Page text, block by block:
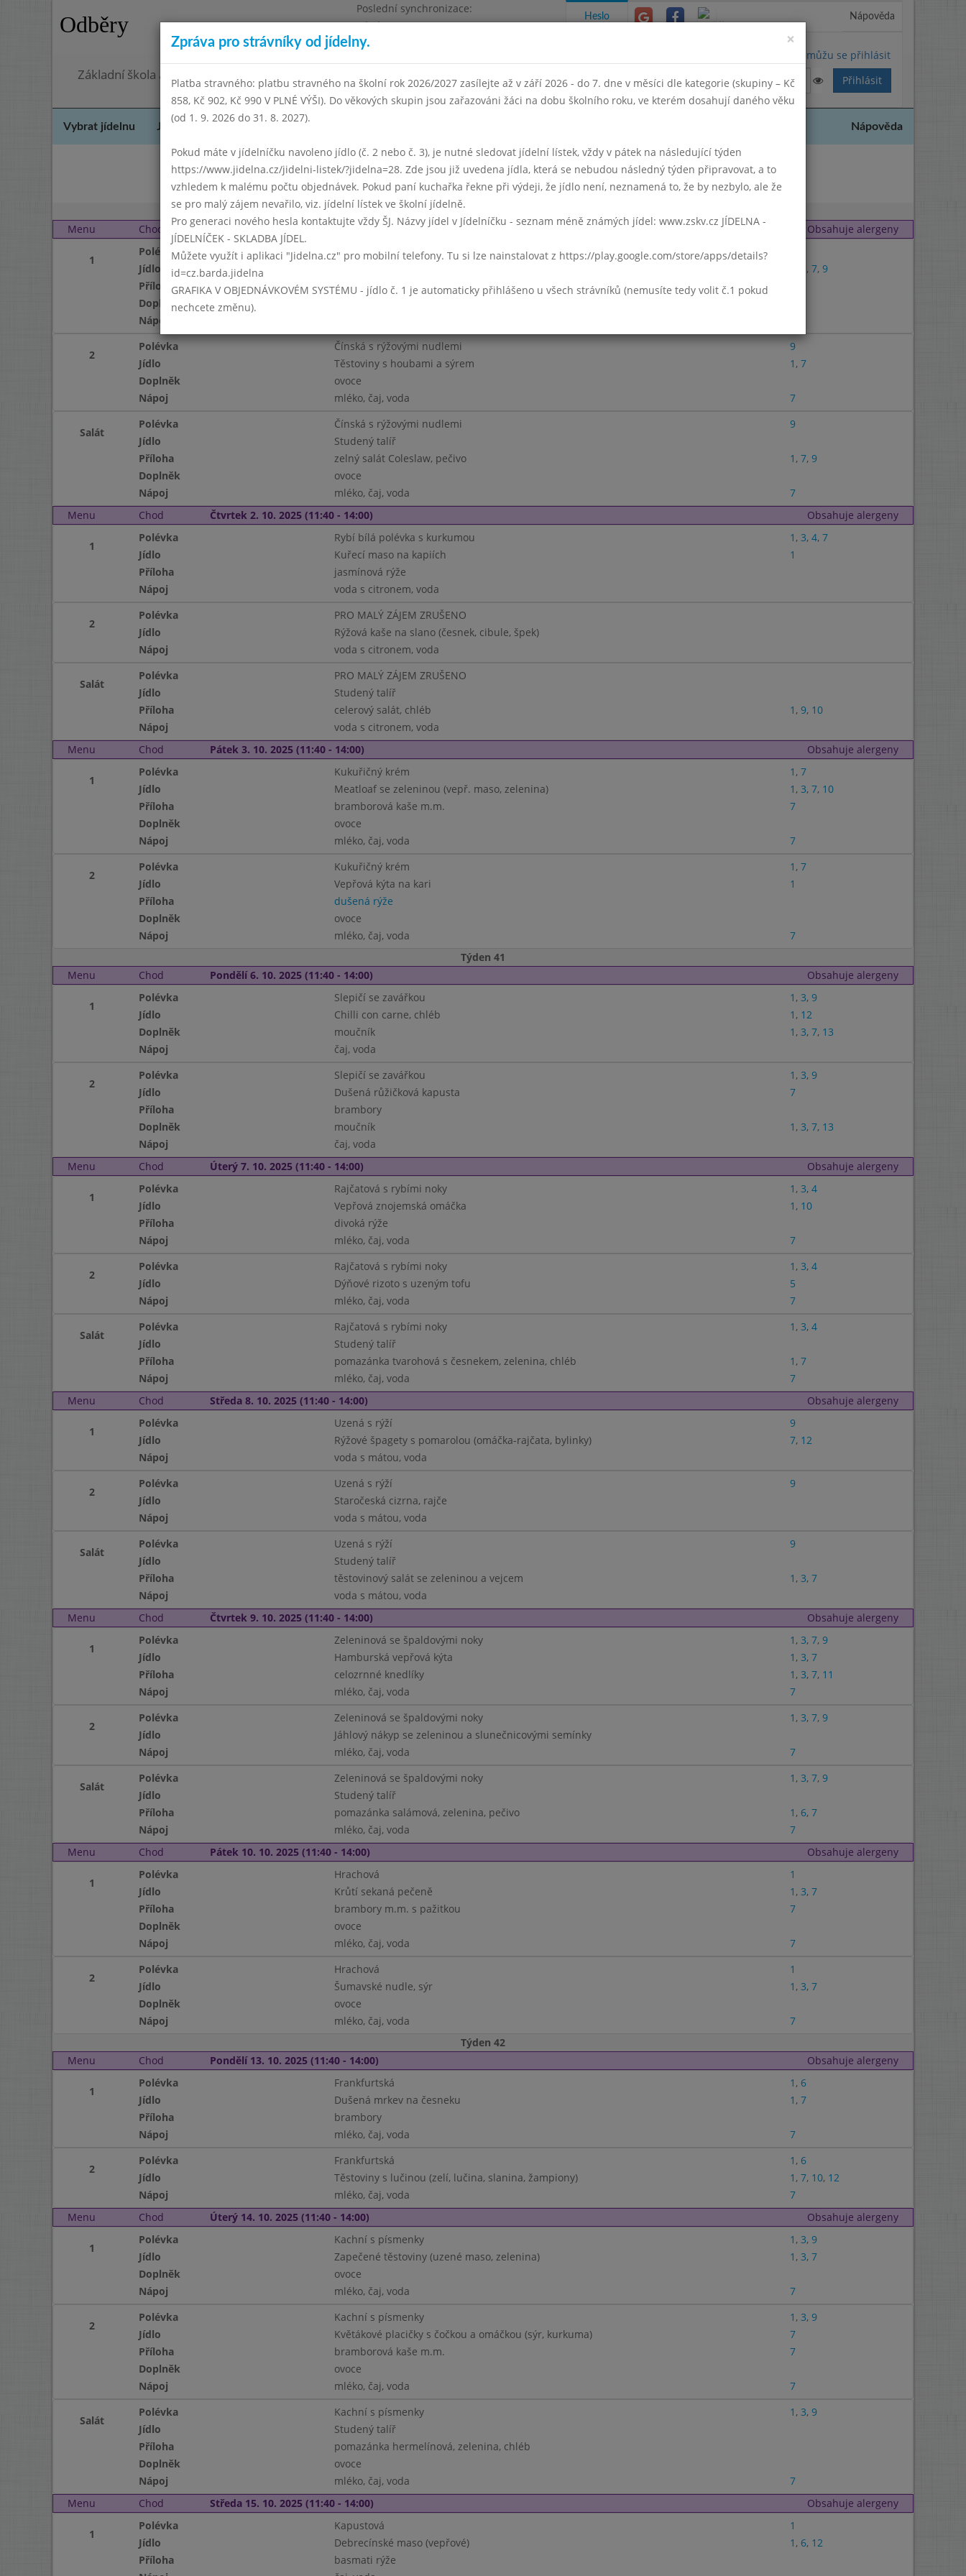
Odběry
Poslední synchronizace:
Pátek 3.7.2026 12:21
Omezení objednávek
Základní škola a mateřská škola Chodov, Praha 4, Květnového vítězství 57
Heslo Nápověda
Nemůžu se přihlásit
Vybrat jídelnu Jídelní lístek Kontakty a informace Nápověda
Srpen 2025 Září 2025 Říjen 2025 Listopad 2025 Prosinec 2025
Týden 40
Menu
Chod Středa 1. 10. 2025 (11:40 - 14:00) Obsahuje alergeny
1
Polévka Čínská s rýžovými nudlemi
Jídlo
, 7, 9
Příloha
bulgur
Doplněk
Nápoj
2
Polévka Čínská s rýžovými nudlemi
9
Jídlo
Těstoviny s houbami a sýrem 1 , 7
Doplněk
ovoce
Nápoj
mléko, čaj, voda 7
Salát
Polévka Čínská s rýžovými nudlemi
9
Jídlo
Studený talíř
Příloha
zelný salát Coleslaw, pečivo 1 , 7, 9
Doplněk
ovoce
Nápoj
mléko, čaj, voda
7
Menu
Chod Čtvrtek 2. 10. 2025 (11:40 - 14:00) Obsahuje alergeny
1
Polévka Rybí bílá polévka s kurkumou 1 , 3, 4, 7
Jídlo
Kuřecí maso na kapiích
1
Příloha
jasmínová rýže
Nápoj
voda s citronem, voda
2
Polévka
PRO MALÝ ZÁJEM ZRUŠENO
Jídlo
Rýžová kaše na slano (česnek, cibule, špek)
Nápoj
voda s citronem, voda
Salát
Polévka
PRO MALÝ ZÁJEM ZRUŠENO
Jídlo
Studený talíř
Příloha
celerový salát, chléb 1 , 9, 10
Nápoj
voda s citronem, voda
Menu
Chod Pátek 3. 10. 2025 (11:40 - 14:00) Obsahuje alergeny
1
Polévka Kukuřičný krém 1 , 7
Jídlo
Meatloaf se zeleninou (vepř. maso, zelenina) 1 , 3, 7, 10
Příloha
bramborová kaše m.m.
7
Doplněk
ovoce
Nápoj
mléko, čaj, voda 7
2
Polévka Kukuřičný krém 1 , 7
Jídlo
Vepřová kýta na kari
1
Příloha
dušená rýže
Doplněk
ovoce
Nápoj
mléko, čaj, voda
7
Týden 41
Menu
Chod Pondělí 6. 10. 2025 (11:40 - 14:00) Obsahuje alergeny
1
Polévka Slepičí se zavářkou 1 , 3, 9
Jídlo
Chilli con carne, chléb 1 , 12
Doplněk
moučník 1 , 3, 7, 13
Nápoj
čaj, voda
2
Polévka Slepičí se zavářkou 1 , 3, 9
Jídlo
Dušená růžičková kapusta
7
Příloha
brambory
Doplněk
moučník 1 , 3, 7, 13
Nápoj
čaj, voda
Menu
Chod Úterý 7. 10. 2025 (11:40 - 14:00) Obsahuje alergeny
1
Polévka Rajčatová s rybími noky 1 , 3, 4
Jídlo
Vepřová znojemská omáčka 1 , 10
Příloha
divoká rýže
Nápoj
mléko, čaj, voda 7
2
Polévka Rajčatová s rybími noky 1 , 3, 4
Jídlo
Dýňové rizoto s uzeným tofu
5
Nápoj
mléko, čaj, voda 7
Salát
Polévka Rajčatová s rybími noky 1 , 3, 4
Jídlo
Studený talíř
Příloha
pomazánka tvarohová s česnekem, zelenina, chléb 1 , 7
Nápoj
mléko, čaj, voda
7
Menu
Chod Středa 8. 10. 2025 (11:40 - 14:00) Obsahuje alergeny
1
Polévka Uzená s rýží
9
Jídlo
Rýžové špagety s pomarolou (omáčka-rajčata, bylinky) 7, 12
Nápoj
voda s mátou, voda
2
Polévka Uzená s rýží
9
Jídlo
Staročeská cizrna, rajče
Nápoj
voda s mátou, voda
Salát
Polévka Uzená s rýží
9
Jídlo
Studený talíř
Příloha
těstovinový salát se zeleninou a vejcem 1 , 3, 7
Nápoj
voda s mátou, voda
Menu
Chod Čtvrtek 9. 10. 2025 (11:40 - 14:00) Obsahuje alergeny
1
Polévka Zeleninová se špaldovými noky 1 , 3, 7, 9
Jídlo
Hamburská vepřová kýta 1 , 3, 7
Příloha
celozrnné knedlíky 1 , 3, 7, 11
Nápoj
mléko, čaj, voda 7
2
Polévka Zeleninová se špaldovými noky 1 , 3, 7, 9
Jídlo
Jáhlový nákyp se zeleninou a slunečnicovými semínky
Nápoj
mléko, čaj, voda 7
Salát
Polévka Zeleninová se špaldovými noky 1 , 3, 7, 9
Jídlo
Studený talíř
Příloha
pomazánka salámová, zelenina, pečivo 1 , 6, 7
Nápoj
mléko, čaj, voda
7
Menu
Chod Pátek 10. 10. 2025 (11:40 - 14:00) Obsahuje alergeny
1
Polévka Hrachová
1
Jídlo
Krůtí sekaná pečeně 1 , 3, 7
Příloha
brambory m.m. s pažitkou
7
Doplněk
ovoce
Nápoj
mléko, čaj, voda 7
2
Polévka Hrachová
1
Jídlo
Šumavské nudle, sýr 1 , 3, 7
Doplněk
ovoce
Nápoj
mléko, čaj, voda
7
Týden 42
Menu
Chod Pondělí 13. 10. 2025 (11:40 - 14:00) Obsahuje alergeny
1
Polévka Frankfurtská 1 , 6
Jídlo
Dušená mrkev na česneku 1 , 7
Příloha
brambory
Nápoj
mléko, čaj, voda 7
2
Polévka Frankfurtská 1 , 6
Jídlo
Těstoviny s lučinou (zelí, lučina, slanina, žampiony) 1 , 7, 10, 12
Nápoj
mléko, čaj, voda
7
Menu
Chod Úterý 14. 10. 2025 (11:40 - 14:00) Obsahuje alergeny
1
Polévka Kachní s písmenky 1 , 3, 9
Jídlo
Zapečené těstoviny (uzené maso, zelenina) 1 , 3, 7
Doplněk
ovoce
Nápoj
mléko, čaj, voda 7
2
Polévka Kachní s písmenky 1 , 3, 9
Jídlo
Květákové placičky s čočkou a omáčkou (sýr, kurkuma)
7
Příloha
bramborová kaše m.m.
7
Doplněk
ovoce
Nápoj
mléko, čaj, voda 7
Salát
Polévka Kachní s písmenky 1 , 3, 9
Jídlo
Studený talíř
Příloha
pomazánka hermelínová, zelenina, chléb
Doplněk
ovoce
Nápoj
mléko, čaj, voda
7
Menu
Chod Středa 15. 10. 2025 (11:40 - 14:00) Obsahuje alergeny
1
Polévka Kapustová
1
Jídlo
Debrecínské maso (vepřové) 1 , 6, 12
Příloha
basmati rýže
×
Zpráva pro strávníky od jídelny.
Platba stravného: platbu stravného na školní rok 2026/2027 zasílejte až v září 2026 - do 7. dne v měsíci dle kategorie (skupiny – Kč
858, Kč 902, Kč 990 V PLNÉ VÝŠI). Do věkových skupin jsou zařazováni žáci na dobu školního roku, ve kterém dosahují daného věku
(od 1. 9. 2026 do 31. 8. 2027).
Pokud máte v jídelníčku navoleno jídlo (č. 2 nebo č. 3), je nutné sledovat jídelní lístek, vždy v pátek na následující týden
https://www.jidelna.cz/jidelni-listek/?jidelna=28. Zde jsou již uvedena jídla, která se nebudou následný týden připravovat, a to
vzhledem k malému počtu objednávek. Pokud paní kuchařka řekne při výdeji, že jídlo není, neznamená to, že by nezbylo, ale že
se pro malý zájem nevařilo, viz. jídelní lístek ve školní jídelně.
Pro generaci nového hesla kontaktujte vždy ŠJ. Názvy jídel v Jídelníčku - seznam méně známých jídel: www.zskv.cz JÍDELNA -
JÍDELNÍČEK - SKLADBA JÍDEL.
Můžete využít i aplikaci "Jidelna.cz" pro mobilní telefony. Tu si lze nainstalovat z https://play.google.com/store/apps/details?
id=cz.barda.jidelna
GRAFIKA V OBJEDNÁVKOVÉM SYSTÉMU - jídlo č. 1 je automaticky přihlášeno u všech strávníků (nemusíte tedy volit č.1 pokud
nechcete změnu).